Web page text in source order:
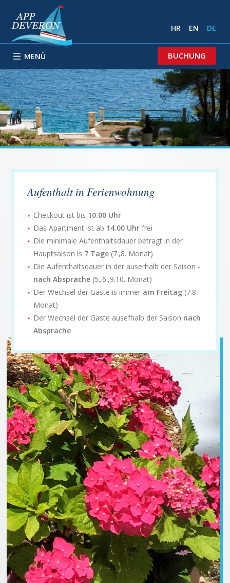
HR EN DE
MENÜ BUCHUNG
Aufenthalt in Ferienwohnung
Checkout ist bis 10.00 Uhr
Das Apartment ist ab 14.00 Uhrfrei
Die minimale Aufenthaltsdauer betragt in der
Hauptsaison is 7 Tage (7.,8. Monat)
Die Aufenthaltsdauer in der auserhalb der Saison -
nach Absprache (5.,6.,9.10. Monat)
Der Wechsel der Gaste is immer am Freitag (7.8.
Monat)
Der Wechsel der Gaste ausefhalb der Saison nach
Absprache